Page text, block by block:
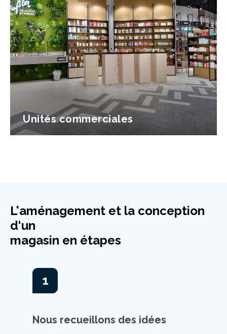
Unités commerciales
L'aménagement et la conception
d‘un
magasin en étapes
1
Nous recueillons des idées